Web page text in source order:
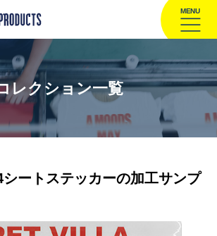
MENU
レクション一覧
ートステッカーの加工サンプ